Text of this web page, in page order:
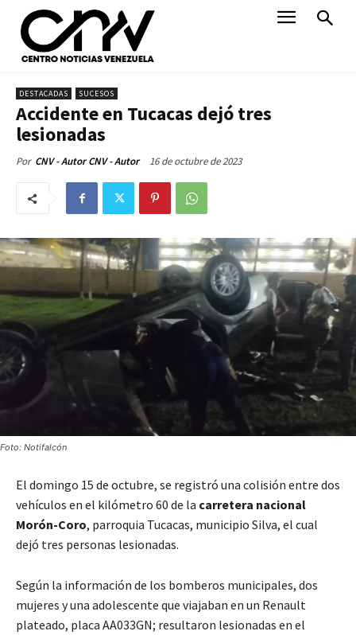
DESTACADAS SUCESOS
Accidente en Tucacas dejó tres
lesionadas
Por CNV - Autor CNV - Autor 16 de octubre de 2023
Foto: Notifalcón
El domingo 15 de octubre, se registró una colisión entre dos
vehículos en el kilómetro 60 de la carretera nacional
Morón-Coro, parroquia Tucacas, municipio Silva, el cual
dejó tres personas lesionadas.
Según la información de los bomberos municipales, dos
mujeres y una adolescente que viajaban en un Renault
plateado, placa AA033GN; resultaron lesionadas en el